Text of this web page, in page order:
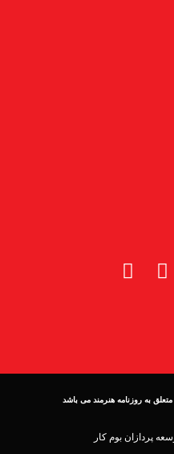
به روزنامه هنرمند می باشد
پردازان بوم کار